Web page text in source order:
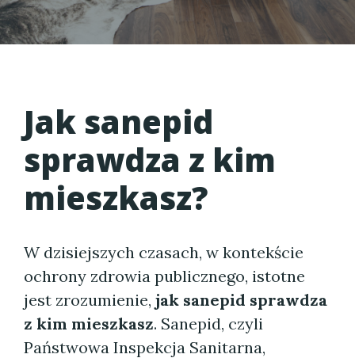
Jak sanepid
sprawdza z kim
mieszkasz?
W dzisiejszych czasach, w kontekście
ochrony zdrowia publicznego, istotne
jest zrozumienie, jak sanepid sprawdza
z kim mieszkasz. Sanepid, czyli
Państwowa Inspekcja Sanitarna,